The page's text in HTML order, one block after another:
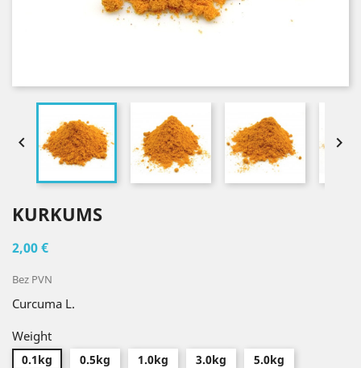
 
KURKUMS
2,00 €
Bez PVN
Curcuma L.
Weight
0.1kg 0.5kg 1.0kg 3.0kg 5.0kg